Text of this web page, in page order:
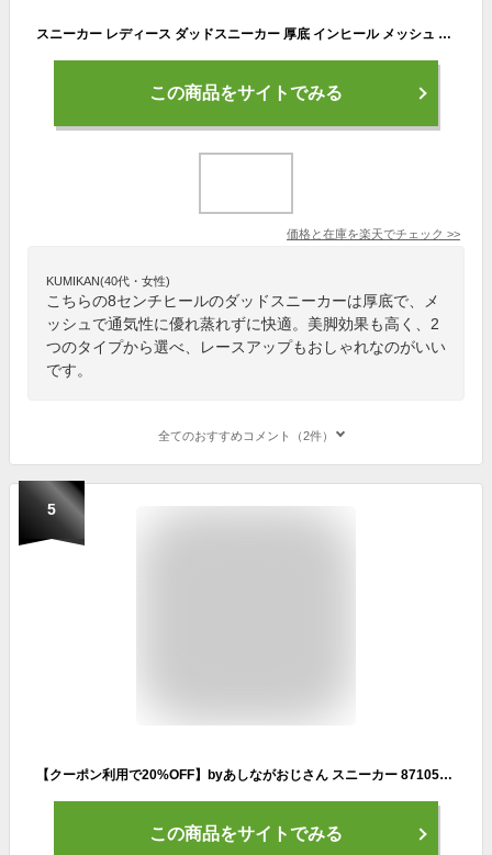
スニーカー レディース ダッドスニーカー 厚底 インヒール メッシュ オールシーズン 8cmヒール 美脚 軽量 レースアップ 春夏 秋 ローカット 背が高くなる靴 身長アップ 疲れにくい 疲れい 履きやすい 韓国風 通気性 人気 母の日 白 通学 通勤 送料無料
この商品をサイトでみる
価格と在庫を楽天でチェック >>
KUMIKAN(40代・女性)
こちらの8センチヒールのダッドスニーカーは厚底で、メ
ッシュで通気性に優れ蒸れずに快適。美脚効果も高く、2
つのタイプから選べ、レースアップもおしゃれなのがいい
です。
全てのおすすめコメント（2件）
5
【クーポン利用で20%OFF】byあしながおじさん スニーカー 8710599 クッションスニーカー 厚底 ダッドスニーカー Y2K 痛くない 歩きやすい 疲れない カジュアル レディース 靴
この商品をサイトでみる